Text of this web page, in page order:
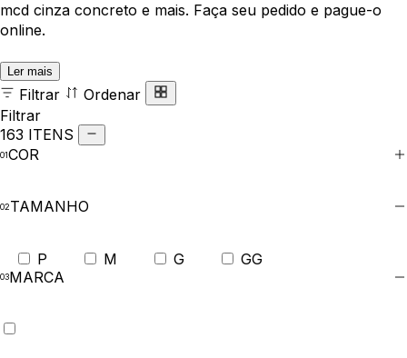
mcd cinza concreto e mais. Faça seu pedido e pague-o
online.
Ler mais
Filtrar
Ordenar
Filtrar
163 ITENS
COR
TAMANHO
P M G
GG
MARCA